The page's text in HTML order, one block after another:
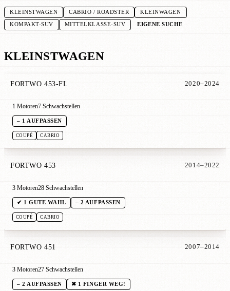
KLEINSTWAGEN CABRIO / ROADSTER KLEINWAGEN
KOMPAKT-SUV MITTELKLASSE-SUV EIGENE SUCHE
KLEINSTWAGEN
FORTWO 453-FL 2020–2024
1 Motoren7 Schwachstellen
– 1 AUFPASSEN
COUPÉ CABRIO
FORTWO 453 2014–2022
3 Motoren28 Schwachstellen
✔ 1 GUTE WAHL – 2 AUFPASSEN
COUPÉ CABRIO
FORTWO 451 2007–2014
3 Motoren27 Schwachstellen
– 2 AUFPASSEN ✖ 1 FINGER WEG!